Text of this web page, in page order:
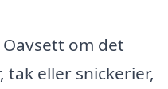
Oavsett om det
tak eller snickerier,